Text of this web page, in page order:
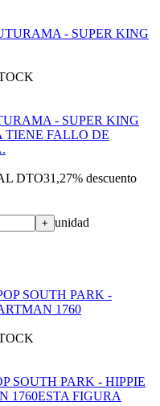
- SUPER KING
TIENE FALLO DE
DTO31,27% descuento
+ unidad
SOUTH PARK - HIPPIE
1760ESTA FIGURA